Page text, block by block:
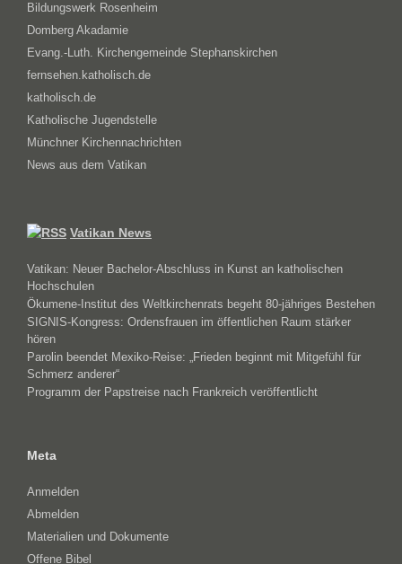
Bildungswerk Rosenheim
Domberg Akadamie
Evang.-Luth. Kirchengemeinde Stephanskirchen
fernsehen.katholisch.de
katholisch.de
Katholische Jugendstelle
Münchner Kirchennachrichten
News aus dem Vatikan
Vatikan News
Vatikan: Neuer Bachelor-Abschluss in Kunst an katholischen
Hochschulen
Ökumene-Institut des Weltkirchenrats begeht 80-jähriges Bestehen
SIGNIS-Kongress: Ordensfrauen im öffentlichen Raum stärker
hören
Parolin beendet Mexiko-Reise: „Frieden beginnt mit Mitgefühl für
Schmerz anderer“
Programm der Papstreise nach Frankreich veröffentlicht
Meta
Anmelden
Abmelden
Materialien und Dokumente
Offene Bibel